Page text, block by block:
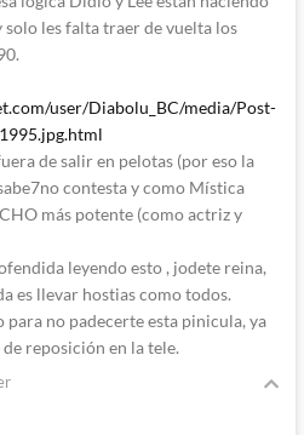
solo les falta traer de vuelta los
user/Diabolu_BC/media/Post-
de salir en pelotas (por eso la
contesta y como Mística
más potente (como actriz y
leyendo esto , jodete reina,
es llevar hostias como todos.
para no padecerte esta pinicula, ya
reposición en la tele.